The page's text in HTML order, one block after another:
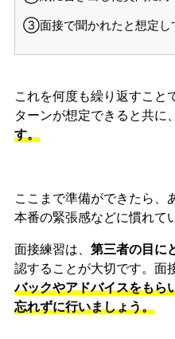
③面接で聞かれたと想定し
これを何度も繰り返すこと
ターンが想定できると共に、
す。
ここまで準備ができたら、
本番の緊張感などに慣れて
面接練習は、 第三者の目に
認することが大切です。面
バックやアドバイスをもら
忘れずに行いましょう。